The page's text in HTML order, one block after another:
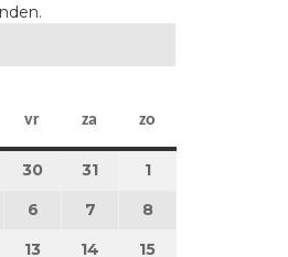
vr vrijdag
za zaterdag
zo
mei 2025
30 30 mei 2025
31 31 mei 2025
11 juni 2025
2025
6 6 juni 2025
7 7 juni 2025
8
juni 2025
13 13 juni 2025
14 14 juni 2025
15